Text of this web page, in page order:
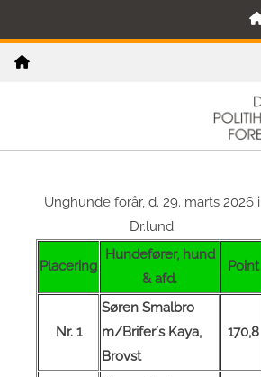
Unghunde forår, d. 29. marts 2026 i
Dr.lund
Placering
Hundefører, hund
& afd.
Point
Nr. 1
Søren Smalbro
m/Brifer´s Kaya,
Brovst
170,8